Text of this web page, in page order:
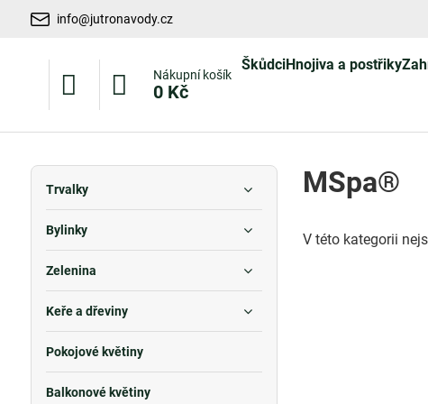
info@jutronavody.cz
Nákupní košík
0 Kč
ŠkůdciHnojiva a postřiky
MSpa®
V této kategorii
Trvalky
Bylinky
Zelenina
Keře a dřeviny
Pokojové květiny
Balkonové květiny